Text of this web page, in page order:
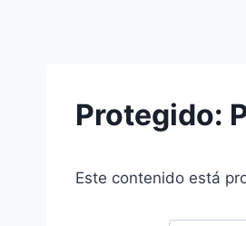
Protegido:
Este contenido está